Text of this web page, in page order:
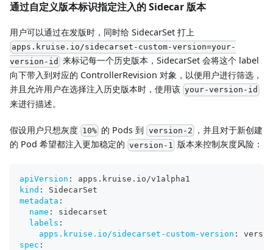
通过自定义版本标识指定注入的 Sidecar 版本
用户可以通过在发版时，同时给 SidecarSet 打上
apps.kruise.io/sidecarset-custom-version=your-
version-id 来标记每一个历史版本，SidecarSet 会将这个 label
向下带入到对应的 ControllerRevision 对象，以便用户进行筛选，
并且允许用户在选择注入历史版本时，使用该 your-version-id
来进行描述。
假设用户只想灰度 10% 的 Pods 到 version-2 ，并且对于新创建
的 Pod 希望都注入更加稳定的 version-1 版本来控制灰度风险：
apiVersion :
apps.kruise.io/v1alpha1
kind :
SidecarSet
metadata :
name :
sidecarset
labels :
apps.kruise.io/sidecarset-custom-version :
spec :